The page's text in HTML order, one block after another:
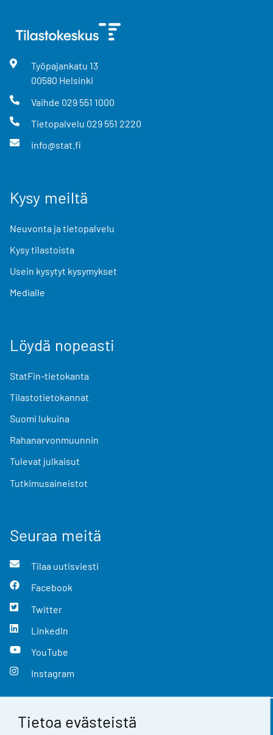
Tietoa evästeistä
Työpajankatu 13
00580 Helsinki
Vaihde 029 551 1000
Tietopalvelu 029 551 2220
info@stat.fi
Kysy meiltä
Neuvonta ja tietopalvelu
Kysy tilastoista
Usein kysytyt kysymykset
Medialle
Löydä nopeasti
StatFin-tietokanta
Tilastotietokannat
Suomi lukuina
Rahanarvonmuunnin
Tulevat julkaisut
Tutkimusaineistot
Seuraa meitä
Tilaa uutisviesti
Facebook
Twitter
LinkedIn
YouTube
Instagram
Yhteystiedot